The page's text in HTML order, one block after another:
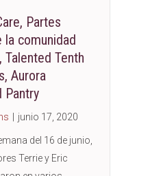
Partes
la comunidad
Tenth
Aurora
Pantry
junio 17, 2020
del 16 de junio,
Terrie y Eric